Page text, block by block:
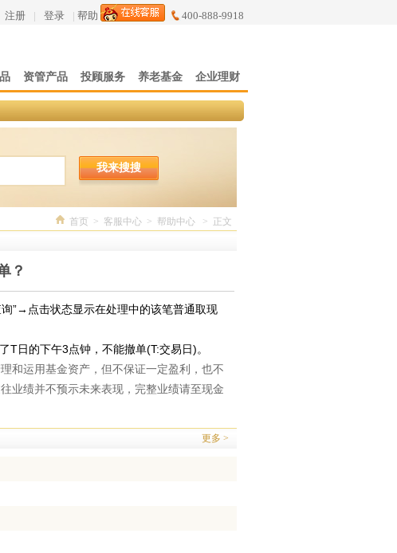
注册 | 登录 | 帮助 400-888-9918
资管产品 投顾服务 养老基金 企业理财
我来搜搜
首页 > 客服中心 > 帮助中心 > 正文
？
”→点击状态显示在处理中的该笔普通取现
日的下午3点钟，不能撤单(T:交易日)。
和运用基金资产，但不保证一定盈利，也不
业绩并不预示未来表现，完整业绩请至现金
更多 >